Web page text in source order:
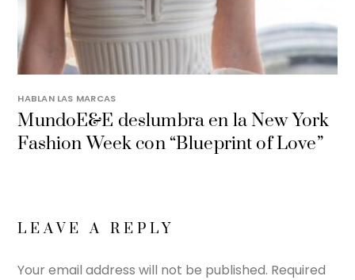
HABLAN LAS MARCAS
MundoE&E deslumbra en la New York
Fashion Week con “Blueprint of Love”
LEAVE A REPLY
Your email address will not be published. Required